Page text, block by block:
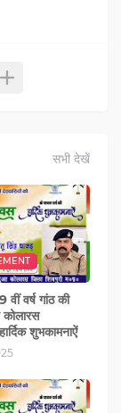
सभी देखें
वर्ष गांठ की
कोलारस
शुभकामनाऐं